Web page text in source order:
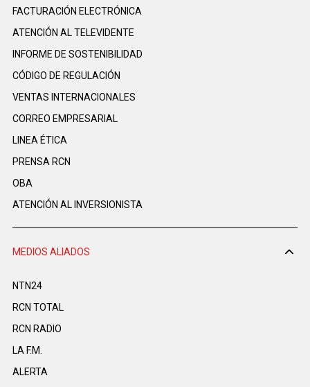
FACTURACIÓN ELECTRÓNICA
ATENCIÓN AL TELEVIDENTE
INFORME DE SOSTENIBILIDAD
CÓDIGO DE REGULACIÓN
VENTAS INTERNACIONALES
CORREO EMPRESARIAL
LINEA ÉTICA
PRENSA RCN
OBA
ATENCIÓN AL INVERSIONISTA
MEDIOS ALIADOS
NTN24
RCN TOTAL
RCN RADIO
LA F.M.
ALERTA